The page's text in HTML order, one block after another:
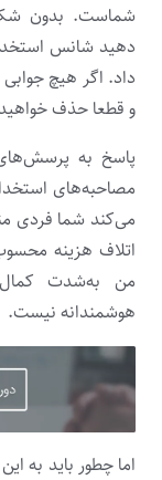
شماست. بدون شک
دهید شانس
داد. اگر هیچ
و قطعا حذف
پاسخ به
مصاحبه­‌های
می‌­کند شما فردی
اتلاف هزینه
من به‌شدت
هوشمندانه­ نیست.
اما چطور باید به